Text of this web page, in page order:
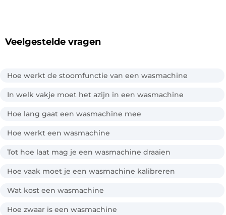
Veelgestelde vragen
Hoe werkt de stoomfunctie van een wasmachine
In welk vakje moet het azijn in een wasmachine
Hoe lang gaat een wasmachine mee
Hoe werkt een wasmachine
Tot hoe laat mag je een wasmachine draaien
Hoe vaak moet je een wasmachine kalibreren
Wat kost een wasmachine
Hoe zwaar is een wasmachine